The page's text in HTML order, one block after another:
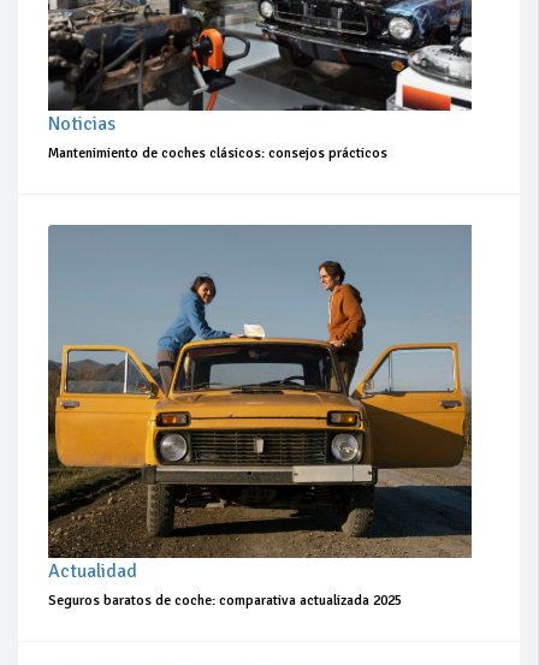
Noticias
Mantenimiento de coches clásicos: consejos prácticos
Actualidad
Seguros baratos de coche: comparativa actualizada 2025